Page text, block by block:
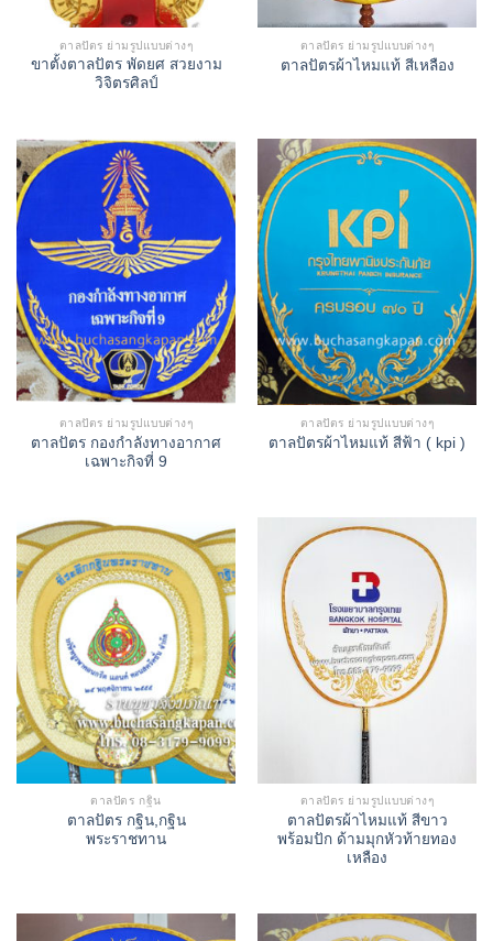
ตาลปัตร ย่ามรูปแบบต่างๆ
ขาตั้งตาลปัตร พัดยศ สวยงาม
วิจิตรศิลป์
ตาลปัตร ย่ามรูปแบบต่างๆ
ตาลปัตรผ้าไหมแท้ สีเหลือง
ตาลปัตร ย่ามรูปแบบต่างๆ
ตาลปัตร กองกำลังทางอากาศ
เฉพาะกิจที่ 9
ตาลปัตร ย่ามรูปแบบต่างๆ
ตาลปัตรผ้าไหมแท้ สีฟ้า ( kpi )
ตาลปัตร กฐิน
ตาลปัตร กฐิน,กฐิน
พระราชทาน
ตาลปัตร ย่ามรูปแบบต่างๆ
ตาลปัตรผ้าไหมแท้ สีขาว
พร้อมปัก ด้ามมุกหัวท้ายทอง
เหลือง